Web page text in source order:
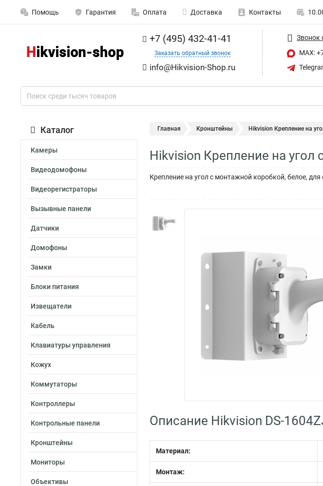
Помощь Гарантия Оплата Доставка Контакты
+7 (495) 432-41-41
Заказать обратный звонок
info@Hikvision-Shop.ru
Звонок
MAX:
Каталог
Камеры
Видеодомофоны
Видеорегистраторы
Вызывные панели
Датчики
Домофоны
Замки
Блоки питания
Извещатели
Кабель
Клавиатуры управления
Кожух
Коммутаторы
Контроллеры
Контрольные панели
Кронштейны
Мониторы
Объективы
Главная Кронштейны Hikvision Крепление на
Hikvision Крепление на угол
Крепление на угол с монтажной коробкой, белое,
Описание Hikvision DS-
Материал:
Монтаж: